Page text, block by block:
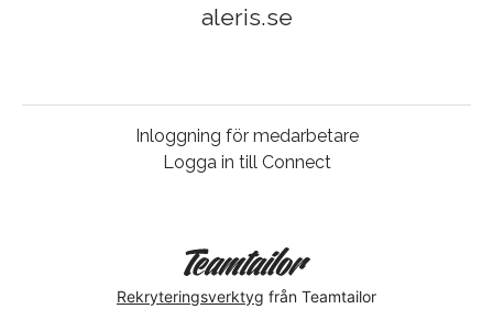
aleris.se
Inloggning för medarbetare
Logga in till Connect
Rekryteringsverktyg från Teamtailor